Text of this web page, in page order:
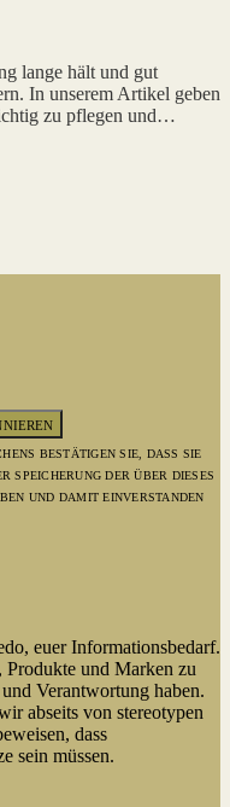
lange hält und gut
In unserem Artikel geben
zu pflegen und…
BESTÄTIGEN SIE, DASS SIE
SPEICHERUNG DER ÜBER DIESES
UND DAMIT EINVERSTANDEN
euer Informationsbedarf.
Produkte und Marken zu
Verantwortung haben.
abseits von stereotypen
dass
sein müssen.